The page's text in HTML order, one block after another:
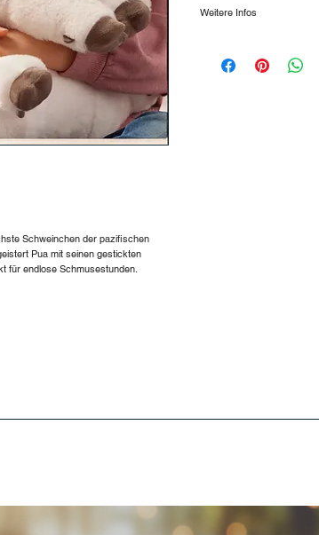
Schweinchen der pazifischen
Pua mit seinen gestickten
für endlose Schmusestunden.
Weitere Infos
Maße: ca. 44 x 39